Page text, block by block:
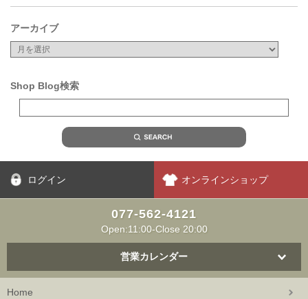
アーカイブ
Shop Blog検索
ログイン オンラインショップ
077-562-4121
Open:11:00-Close 20:00
営業カレンダー
Home